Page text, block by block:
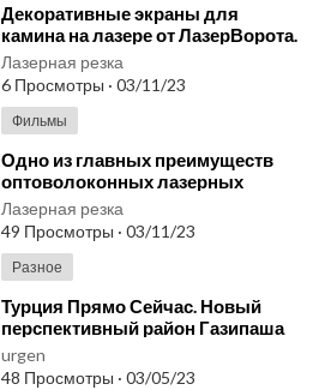
⁣Декоративные экраны для
камина на лазере от ЛазерВорота.
Услуги лазерной резки
Лазерная резка
6 Просмотры · 03/11/23
Фильмы
⁣Одно из главных преимуществ
оптоволоконных лазерных
станков для резки металлических
листов.
Лазерная резка
49 Просмотры · 03/11/23
Разное
⁣Турция Прямо Сейчас. Новый
перспективный район Газипаша
#10
urgen
48 Просмотры · 03/05/23